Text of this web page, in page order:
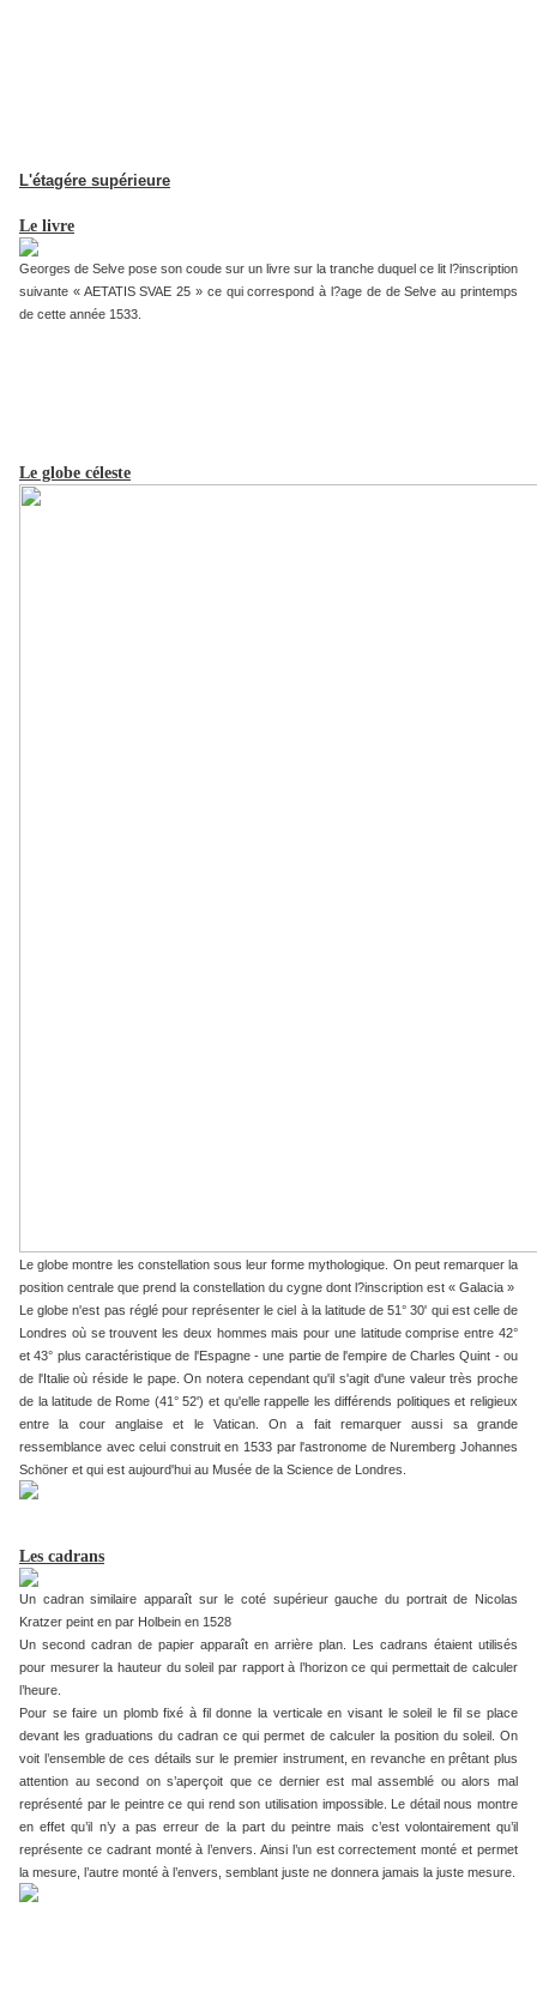
L'étagére supérieure
Le livre
Georges de Selve pose son coude sur un livre sur la tranche duquel ce lit l?inscription
suivante « AETATIS SVAE 25 » ce qui correspond à l?age de de Selve au printemps
de cette année 1533.
Le globe céleste
Le globe montre les constellation sous leur forme mythologique. On peut remarquer la
position centrale que prend la constellation du cygne dont l?inscription est « Galacia »
Le globe n'est pas réglé pour représenter le ciel à la latitude de 51° 30' qui est celle de
Londres où se trouvent les deux hommes mais pour une latitude comprise entre 42°
et 43° plus caractéristique de l'Espagne - une partie de l'empire de Charles Quint - ou
de l'Italie où réside le pape. On notera cependant qu'il s'agit d'une valeur très proche
de la latitude de Rome (41° 52') et qu'elle rappelle les différends politiques et religieux
entre la cour anglaise et le Vatican. On a fait remarquer aussi sa grande
ressemblance avec celui construit en 1533 par l'astronome de Nuremberg Johannes
Schöner et qui est aujourd'hui au Musée de la Science de Londres.
Les cadrans
Un cadran similaire apparaît sur le coté supérieur gauche du portrait de Nicolas
Kratzer peint en par Holbein en 1528
Un second cadran de papier apparaît en arrière plan. Les cadrans étaient utilisés
pour mesurer la hauteur du soleil par rapport à l’horizon ce qui permettait de calculer
l’heure.
Pour se faire un plomb fixé à fil donne la verticale en visant le soleil le fil se place
devant les graduations du cadran ce qui permet de calculer la position du soleil. On
voit l’ensemble de ces détails sur le premier instrument, en revanche en prêtant plus
attention au second on s’aperçoit que ce dernier est mal assemblé ou alors mal
représenté par le peintre ce qui rend son utilisation impossible. Le détail nous montre
en effet qu’il n’y a pas erreur de la part du peintre mais c’est volontairement qu’il
représente ce cadrant monté à l’envers. Ainsi l’un est correctement monté et permet
la mesure, l’autre monté à l’envers, semblant juste ne donnera jamais la juste mesure.